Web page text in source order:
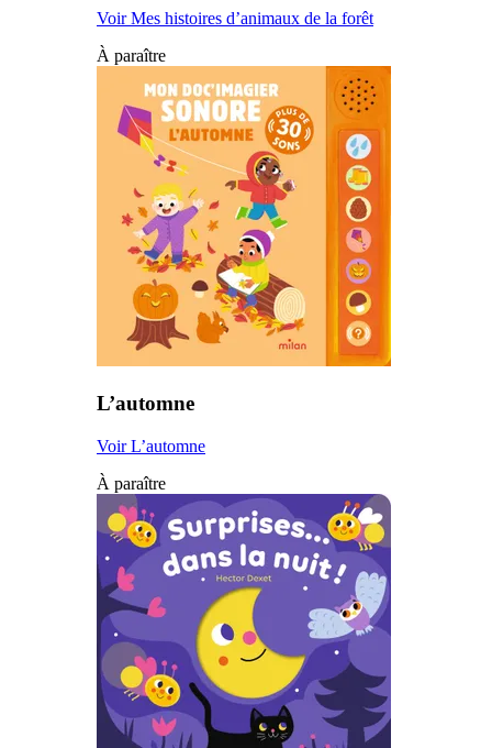
Voir Mes histoires d’animaux de la forêt
À paraître
L’automne
Voir L’automne
À paraître